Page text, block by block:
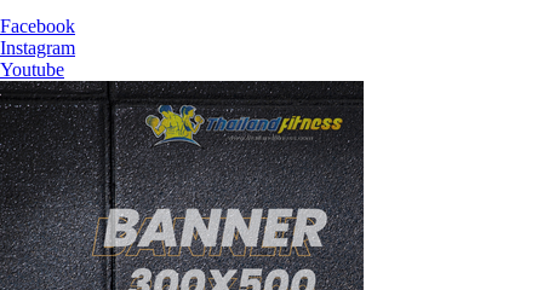
Facebook
Instagram
Youtube